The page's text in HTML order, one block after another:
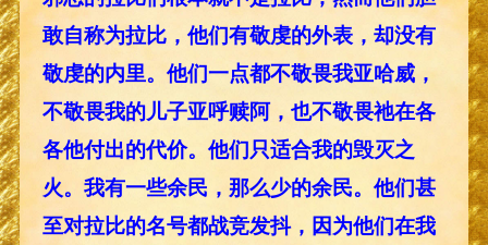
敢自称为拉比，他们有敬虔的外表，却没有
敬虔的内里。他们一点都不敬畏我亚哈威，
不敬畏我的儿子亚呼赎阿，也不敬畏祂在各
各他付出的代价。他们只适合我的毁灭之
火。我有一些余民，那么少的余民。他们甚
至对拉比的名号都战竞发抖，因为他们在我